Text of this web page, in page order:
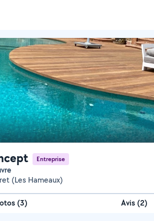
Entreprise
(Les Hameaux)
(3) Avis (2)